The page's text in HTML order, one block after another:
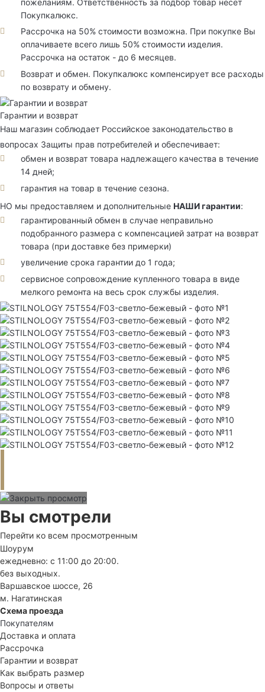
Покупкалюкс.
Рассрочка на 50% стоимости возможна. При покупке Вы
оплачиваете всего лишь 50% стоимости изделия.
Рассрочка на остаток - до 6 месяцев.
Возврат и обмен. Покупкалюкс компенсирует все расходы
по возврату и обмену.
Гарантии и возврат
Наш магазин соблюдает Российское законодательство в
вопросах Защиты прав потребителей и обеспечивает:
обмен и возврат товара надлежащего качества в течение
14 дней;
гарантия на товар в течение сезона.
НО мы предоставляем и дополнительные НАШИ гарантии:
гарантированный обмен в случае неправильно
подобранного размера с компенсацией затрат на возврат
товара (при доставке без примерки)
увеличение срока гарантии до 1 года;
сервисное сопровождение купленного товара в виде
мелкого ремонта на весь срок службы изделия.
Вы смотрели
Перейти ко всем просмотренным
Шоурум
ежедневно: с 11:00 до 20:00.
без выходных.
Варшавское шоссе, 26
м. Нагатинская
Схема проезда
Покупателям
Доставка и оплата
Рассрочка
Гарантии и возврат
Как выбрать размер
Вопросы и ответы